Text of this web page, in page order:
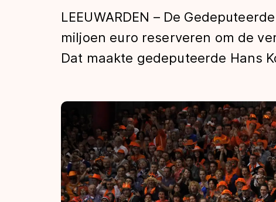
Tijden & historie
De weg op
Schaatsfans
Olympische
LEEUWARDEN – De
miljoen euro reserveren om de
Dat maakte gedeputeerde Hans